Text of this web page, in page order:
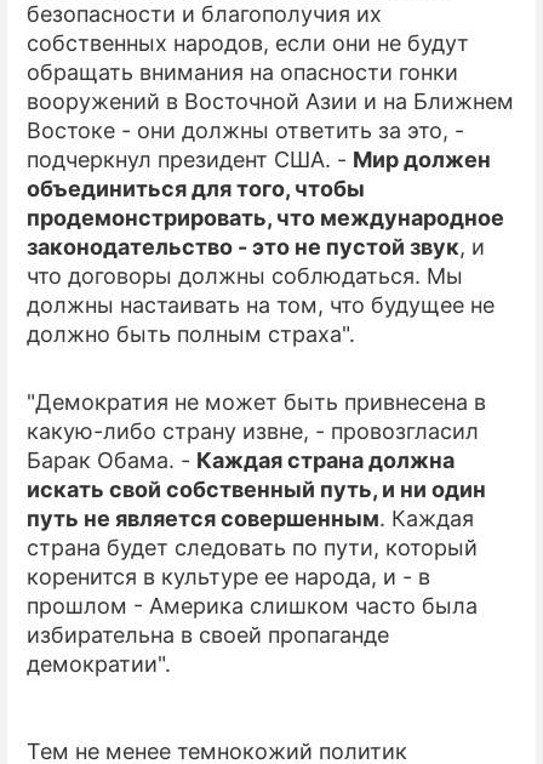
безопасности и благополучия их
собственных народов, если они не будут
обращать внимания на опасности гонки
вооружений в Восточной Азии и на Ближнем
Востоке - они должны ответить за это, -
подчеркнул президент США. - Мир должен
объединиться для того, чтобы
продемонстрировать, что международное
законодательство - это не пустой звук, и
что договоры должны соблюдаться. Мы
должны настаивать на том, что будущее не
должно быть полным страха".
"Демократия не может быть привнесена в
какую-либо страну извне, - провозгласил
Барак Обама. - Каждая страна должна
искать свой собственный путь, и ни один
путь не является совершенным. Каждая
страна будет следовать по пути, который
коренится в культуре ее народа, и - в
прошлом - Америка слишком часто была
избирательна в своей пропаганде
демократии".
Тем не менее темнокожий политик